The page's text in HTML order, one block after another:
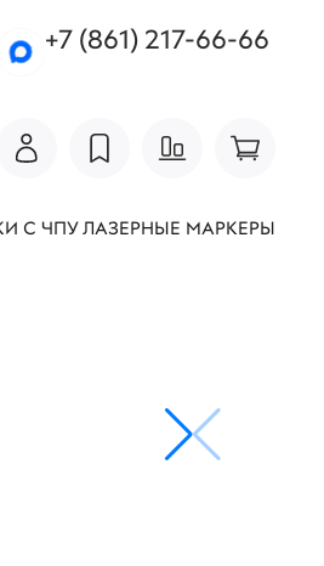
+7 (861) 217-66-66
С ЧПУЛАЗЕРНЫЕ МАРКЕРЫ